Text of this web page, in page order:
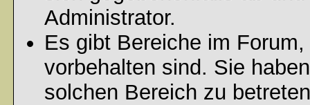
Administrator.
Es gibt Bereiche im
vorbehalten sind. Sie
solchen Bereich zu